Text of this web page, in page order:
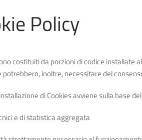
Policy
costituiti da porzioni di codice installate
potrebbero, inoltre, necessitare del
di Cookies avviene sulla base
e di statistica aggregata